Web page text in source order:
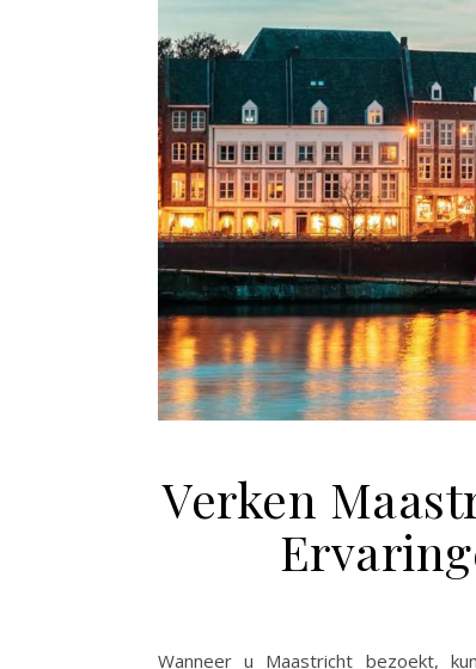
Verken
Wanneer u Maastricht bezoekt,